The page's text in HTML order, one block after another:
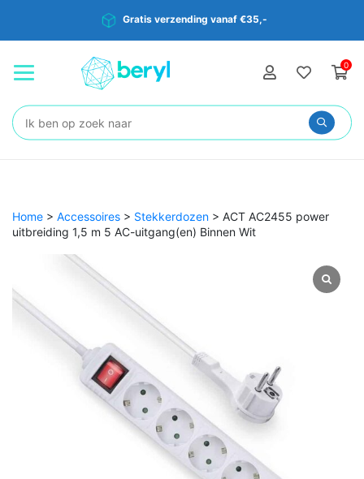
Gratis verzending vanaf €35,-
0
Zoeken:
Home > Accessoires > Stekkerdozen > ACT AC2455 power
uitbreiding 1,5 m 5 AC-uitgang(en) Binnen Wit